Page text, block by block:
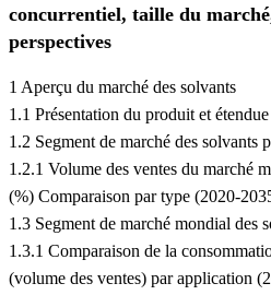
concurrentiel, taille du
perspectives
1 Aperçu du marché des solvants
1.1 Présentation du produit et
1.2 Segment de marché des solvants
1.2.1 Volume des ventes du marché
(%) Comparaison par type (2020-
1.3 Segment de marché mondial des
1.3.1 Comparaison de la
(volume des ventes) par application